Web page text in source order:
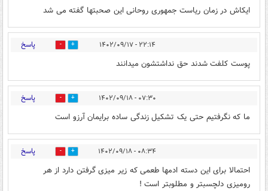
ایکاش در زمان ریاست جمهوری روحانی این صحبتها گفته می شد
۲۲:۱۴ - ۱۴۰۲/۰۹/۱۷ 0 پاسخ
پوست کلفت شدند حق نداشتشون میدانند
۰۷:۳۰ - ۱۴۰۲/۰۹/۱۸ 0 پاسخ
ما که نگرفتیم حتی یک تشکیل زندگی ساده برایمان آرزو است
۰۸:۳۴ - ۱۴۰۲/۰۹/۱۸ 0 پاسخ
احتمالا برای این دسته ادمها طعمی که زیر میزی گرفتن دارد از هر
رومیزی دلچسبتر و مطلوبتر است !